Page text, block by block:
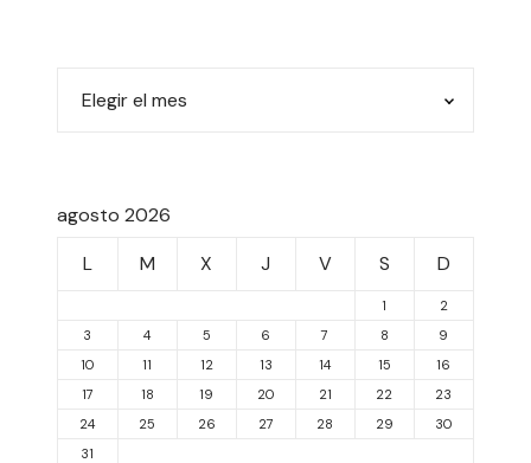
agosto 2026
L
M X J V S D
1
2
3
4 5 6 7 8
9
10
11 12 13 14 15
16
17
18 19 20 21 22
23
24
25 26 27 28 29
30
31